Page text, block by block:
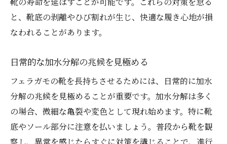
フェラガモ靴専用の加水分解対策グッズ
加水分解を予防するための新習慣
加水分解防止のための生活習慣の見直し
予防的なケアがもたらす長期的な効果
温度に注意！フェラガモ靴の加水分解と温度管
理
加水分解に影響を与える温度の変化
と、靴底の剥離やひび割れが生じ、快適な履き心地が損
なわれることがあります。
日常的な加水分解の兆候を見極める
フェラガモの靴を長持ちさせるためには、日常的に加水
分解の兆候を見極めることが重要です。加水分解は多く
の場合、微細な亀裂や変色として現れ始めます。特に靴
底やソール部分に注意を払いましょう。普段から靴を観